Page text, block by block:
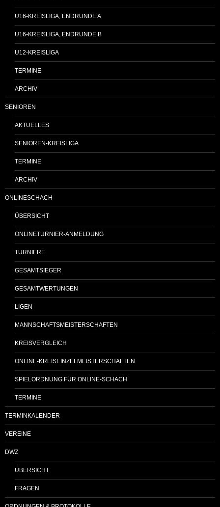
U16-KREISLIGA, ENDRUNDE A
U16-KREISLIGA, ENDRUNDE B
U12-KREISLIGA
TERMINE
ARCHIV
SENIOREN
AKTUELLES
SENIOREN-KREISLIGA
TERMINE
ARCHIV
ONLINESCHACH
ÜBERSICHT
ONLINETURNIER-ANMELDUNG
TURNIERE
GESAMTSIEGER
GESAMTWERTUNGEN
LIGEN
MANNSCHAFTSMEISTERSCHAFTEN
KREISVERGLEICH
ONLINE-KREISEINZELMEISTERSCHAFTEN
SPIELORDNUNG FÜR ONLINE-SCHACH
TERMINE
TERMINKALENDER
VEREINE
DWZ
ÜBERSICHT
FRAGEN